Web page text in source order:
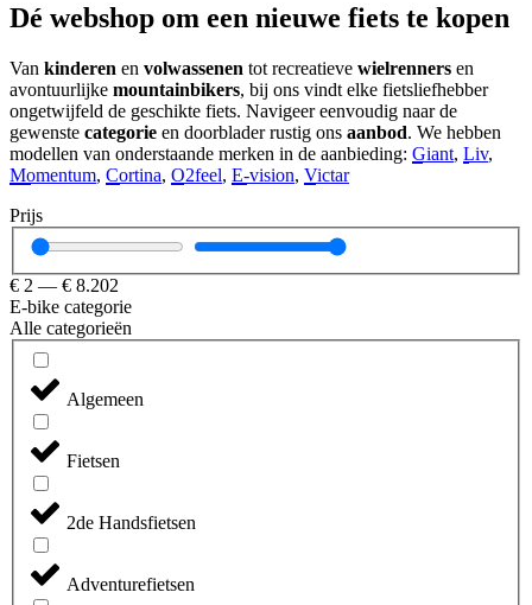
Dé webshop om een nieuwe fiets te kopen
Van kinderen en volwassenen tot recreatieve wielrenners en
avontuurlijke mountainbikers, bij ons vindt elke fietsliefhebber
ongetwijfeld de geschikte fiets. Navigeer eenvoudig naar de
gewenste categorie en doorblader rustig ons aanbod. We hebben
modellen van onderstaande merken in de aanbieding: Giant, Liv,
Momentum, Cortina, O2feel, E-vision, Victar
Prijs
€ 2 — € 8.202
E-bike categorie
Alle categorieën
Algemeen
Fietsen
2de Handsfietsen
Adventurefietsen